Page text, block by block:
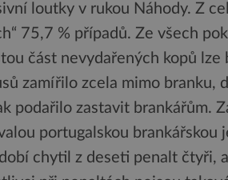
loutky v rukou Náhody. Z
75,7 % případů. Ze všech
část nevydařených kopů lze
zamířilo zcela mimo branku,
podařilo zastavit brankářům.
portugalskou brankářskou
chytil z deseti penalt čtyři,